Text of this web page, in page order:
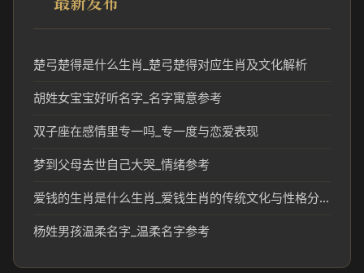
楚弓楚得是什么生肖_楚弓楚得对应生肖及文化解析
胡姓女宝宝好听名字_名字寓意参考
双子座在感情里专一吗_专一度与恋爱表现
梦到父母去世自己大哭_情绪参考
爱钱的生肖是什么生肖_爱钱生肖的传统文化与性格分析
杨姓男孩温柔名字_温柔名字参考